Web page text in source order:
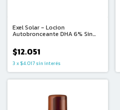
Exel Solar - Locion
Autobronceante DHA 6% Sin
$12.051
3 x $4.017 sin interés